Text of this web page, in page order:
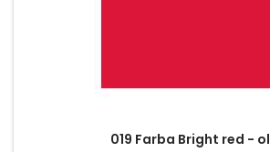
019 Farba Bright red -